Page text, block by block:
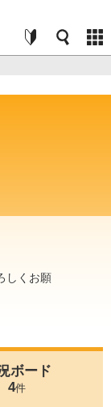
しくお願
ボード
4件